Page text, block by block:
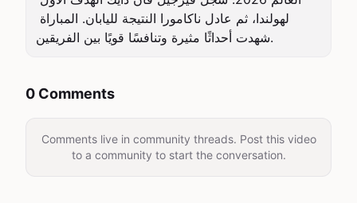
شهدت أحداثًا مثيرة وتنافسًا قويًا بين الفريقين.
0 Comments
Comments live in community threads. Post this video
to a community to start the conversation.